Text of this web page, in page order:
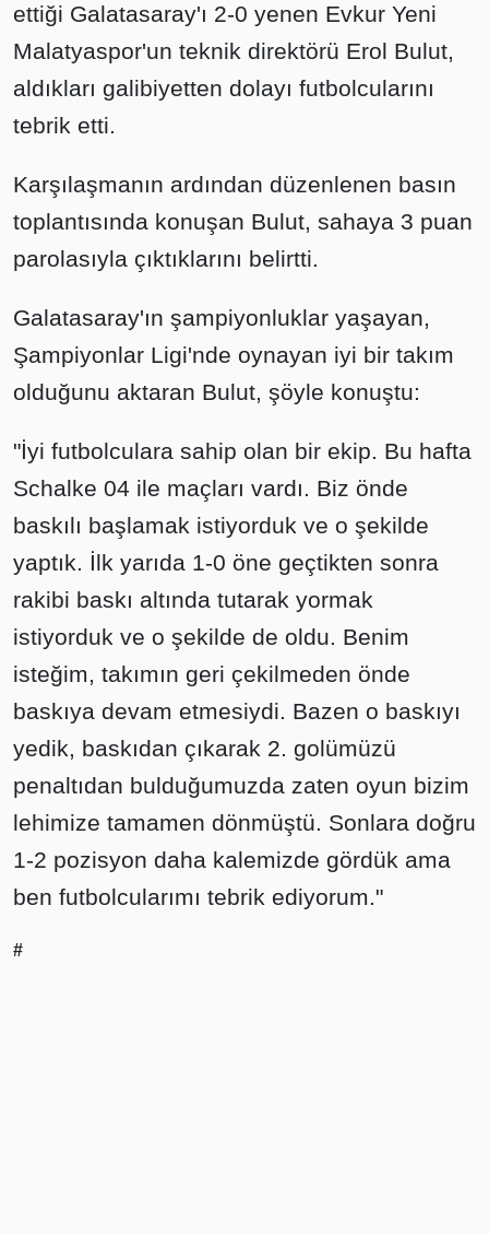
ettiği Galatasaray'ı 2-0 yenen Evkur Yeni
Malatyaspor'un teknik direktörü Erol Bulut,
aldıkları galibiyetten dolayı futbolcularını
tebrik etti.
Karşılaşmanın ardından düzenlenen basın
toplantısında konuşan Bulut, sahaya 3 puan
parolasıyla çıktıklarını belirtti.
Galatasaray'ın şampiyonluklar yaşayan,
Şampiyonlar Ligi'nde oynayan iyi bir takım
olduğunu aktaran Bulut, şöyle konuştu:
"İyi futbolculara sahip olan bir ekip. Bu hafta
Schalke 04 ile maçları vardı. Biz önde
baskılı başlamak istiyorduk ve o şekilde
yaptık. İlk yarıda 1-0 öne geçtikten sonra
rakibi baskı altında tutarak yormak
istiyorduk ve o şekilde de oldu. Benim
isteğim, takımın geri çekilmeden önde
baskıya devam etmesiydi. Bazen o baskıyı
yedik, baskıdan çıkarak 2. golümüzü
penaltıdan bulduğumuzda zaten oyun bizim
lehimize tamamen dönmüştü. Sonlara doğru
1-2 pozisyon daha kalemizde gördük ama
ben futbolcularımı tebrik ediyorum."
#